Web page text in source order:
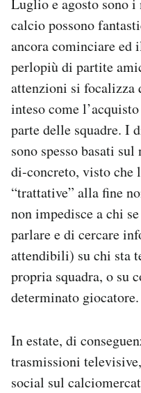
AREA PERSONALE
Newsletter
Notifiche mobile
Regala il Post
Hai bisogno di aiuto?
Esci
Luglio e agosto sono
calcio possono
ancora cominciare
perlopiù di partite
attenzioni si focalizza
inteso come
parte delle squadre. I
sono spesso basati
di-concreto, visto che
“trattative” alla fine
non impedisce a chi
parlare e di cercare
attendibili) su chi sta
propria squadra, o su
determinato giocatore.
In estate, di
trasmissioni
social sul